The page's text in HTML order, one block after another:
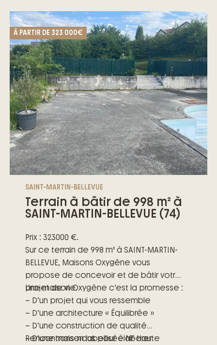
À PARTIR DE 323 000€
SAINT-MARTIN-BELLEVUE
Terrain à bâtir de 998 m² à
SAINT-MARTIN-BELLEVUE (74)
Prix : 323000 €.
Sur ce terrain de 998 m² à SAINT-MARTIN-
BELLEVUE, Maisons Oxygène vous
propose de concevoir et de bâtir votre
projet de vie.
Une maison Oxygène c’est la promesse :
– D’un projet qui vous ressemble
– D’une architecture « Équilibrée »
– D’une construction de qualité
– D’une maison labellisée NF Haute
Rencontrons-nous pour élaborer